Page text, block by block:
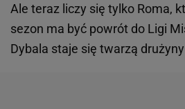
Ale teraz liczy się tylko Roma,
sezon ma być powrót do Ligi
Dybala staje się twarzą